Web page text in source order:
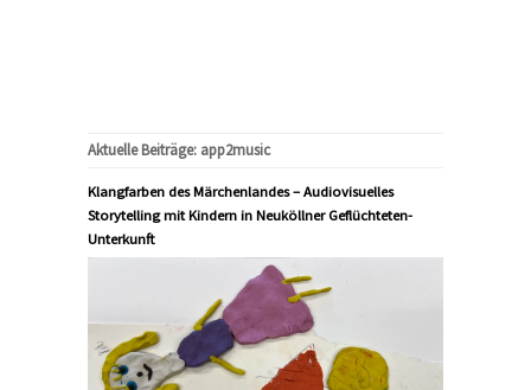
Aktuelle Beiträge: app2music
Klangfarben des Märchenlandes – Audiovisuelles
Storytelling mit Kindern in Neuköllner Geflüchteten-
Unterkunft